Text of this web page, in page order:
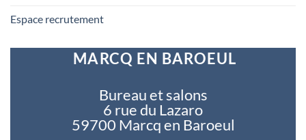
Espace recrutement
MARCQ EN BAROEUL
Bureau et salons
6 rue du Lazaro
59700 Marcq en Baroeul